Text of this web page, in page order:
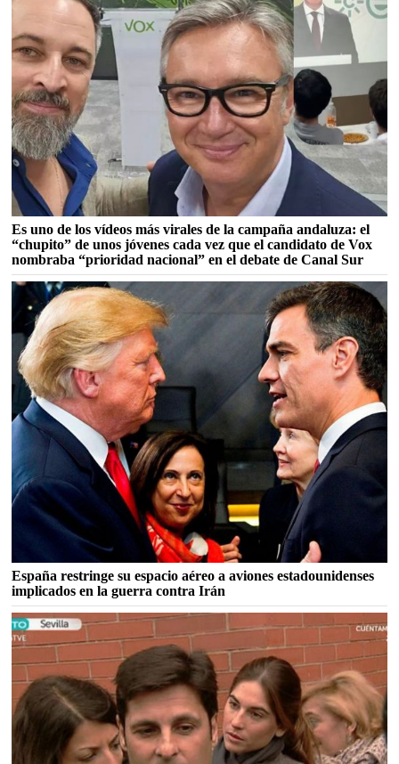
Es uno de los vídeos más virales de la campaña andaluza: el
“chupito” de unos jóvenes cada vez que el candidato de Vox
nombraba “prioridad nacional” en el debate de Canal Sur
España restringe su espacio aéreo a aviones estadounidenses
implicados en la guerra contra Irán